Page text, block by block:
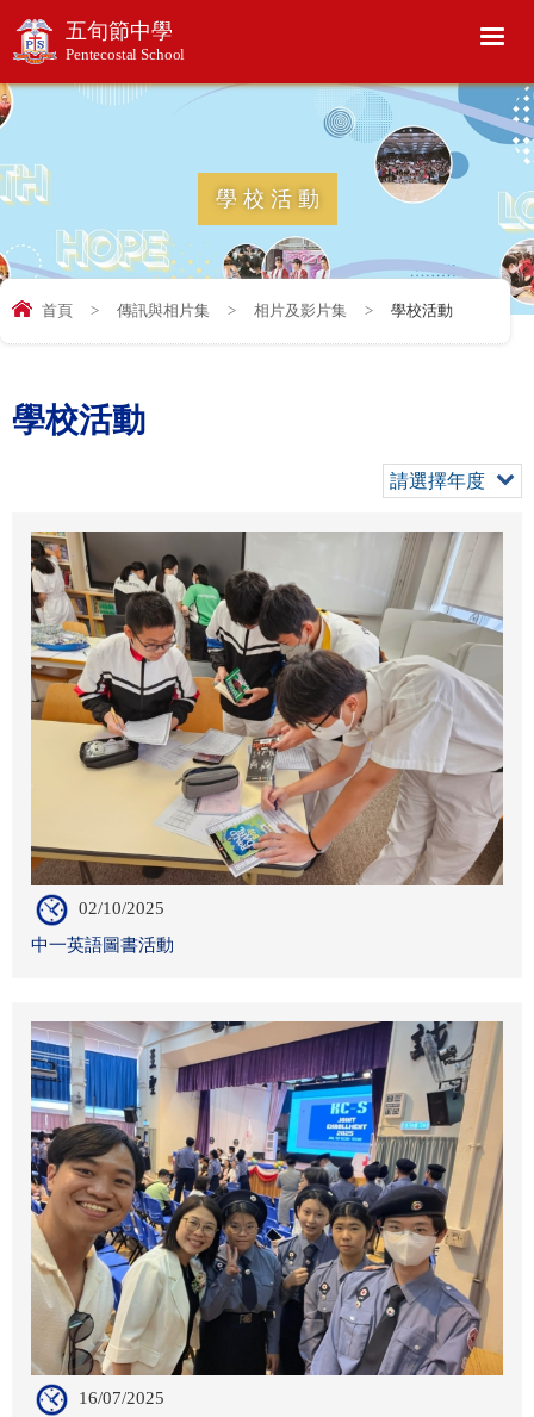
五旬節中學
Pentecostal School
學校活動
首頁 > 傳訊與相片集 > 相片及影片集 > 學校活動
學校活動
請選擇年度
02/10/2025
中一英語圖書活動
16/07/2025